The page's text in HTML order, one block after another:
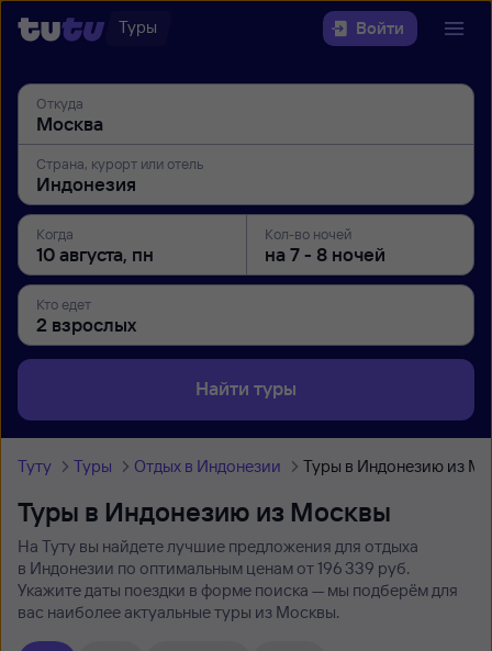
Туры Войти
Откуда
Страна, курорт или отель
Когда Кол-во ночей
Кто едет
Найти туры
Туту Туры Отдых в Индонезии Туры в Индонезию из
Туры в Индонезию из Москвы
На Туту вы найдете лучшие предложения для отдыха
в Индонезии по оптимальным ценам от 196 ⁠339 руб.
Укажите даты поездки в форме поиска — мы подберём для
вас наиболее актуальные туры из Москвы.